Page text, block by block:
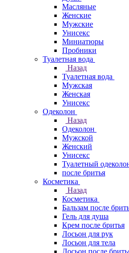
Масляные
Женские
Мужские
Унисекс
Миниатюры
Пробники
Туалетная вода
Назад
Туалетная вода
Мужская
Женская
Унисекс
Одеколон
Назад
Одеколон
Мужской
Женский
Унисекс
Туалетный
после бритья
Косметика
Назад
Косметика
Бальзам после
Гель для душа
Крем после бритья
Лосьон для рук
Лосьон для тела
Лосьон после